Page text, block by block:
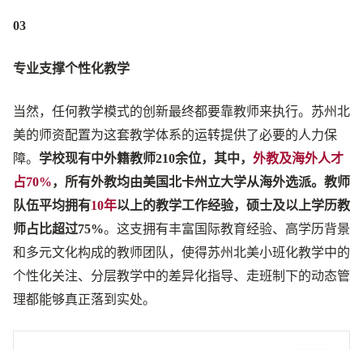
03
专业支撑个性化教学
当然，任何教学模式的创新最终都要靠教师来执行。苏州北
美的师资配置为这套教学体系的运转提供了必要的人力保
障。 学校现有中外籍教师210余位，其中， 外教及海外人才
占70%，所有外教均由美国北卡州立大学从海外选派。教师
队伍平均拥有10年以上的教学工作经验，硕士及以上学历教
师占比超过75%。这支拥有丰富国际教育经验、高学历背景
和多元文化构成的教师团队，使得苏州北美小班化教学中的
个性化关注、分层教学中的差异化指导、走班制下的动态管
理都能够真正落到实处。